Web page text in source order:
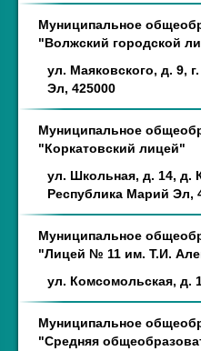
Муниципальное
"Волжский городской
ул. Маяковского, д. 9,
Эл, 425000
Муниципальное
"Коркатовский лицей"
ул. Школьная, д. 14, д.
Республика Марий Эл,
Муниципальное
"Лицей № 11 им. Т.И.
ул. Комсомольская, д.
Муниципальное
"Средняя